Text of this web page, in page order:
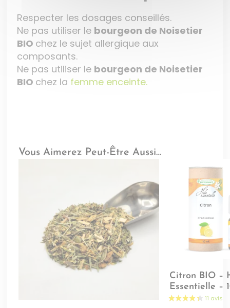
Respecter les dosages conseillés.
Ne pas utiliser le bourgeon de Noisetier
BIO chez le sujet allergique aux
composants.
Ne pas utiliser le bourgeon de Noisetier
BIO chez la femme enceinte.
Vous Aimerez Peut-Être Aussi…
Citron BIO –
Essentielle –